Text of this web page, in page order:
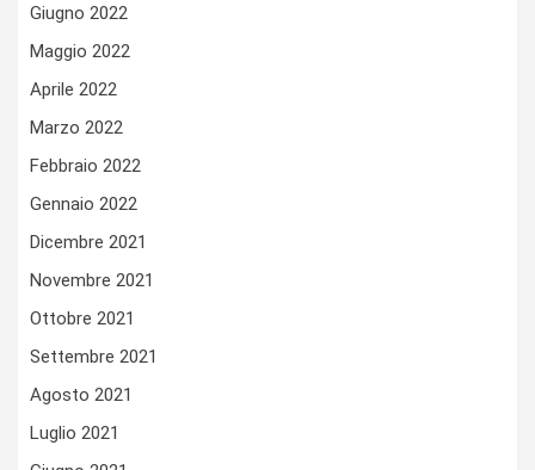
Giugno 2022
Maggio 2022
Aprile 2022
Marzo 2022
Febbraio 2022
Gennaio 2022
Dicembre 2021
Novembre 2021
Ottobre 2021
Settembre 2021
Agosto 2021
Luglio 2021